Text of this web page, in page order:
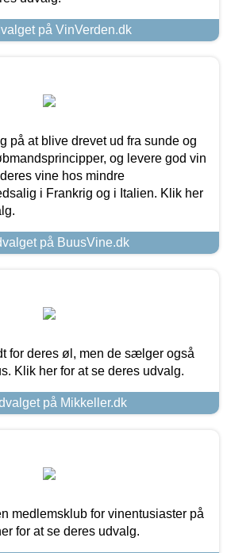
på VinVerden.dk
på at blive drevet ud fra sunde og
og levere god vin
vine hos mindre
i Frankrig og i Italien. Klik her
på BuusVine.dk
for deres øl, men de sælger også
Klik her for at se deres udvalg.
på Mikkeller.dk
medlemsklub for vinentusiaster på
for at se deres udvalg.